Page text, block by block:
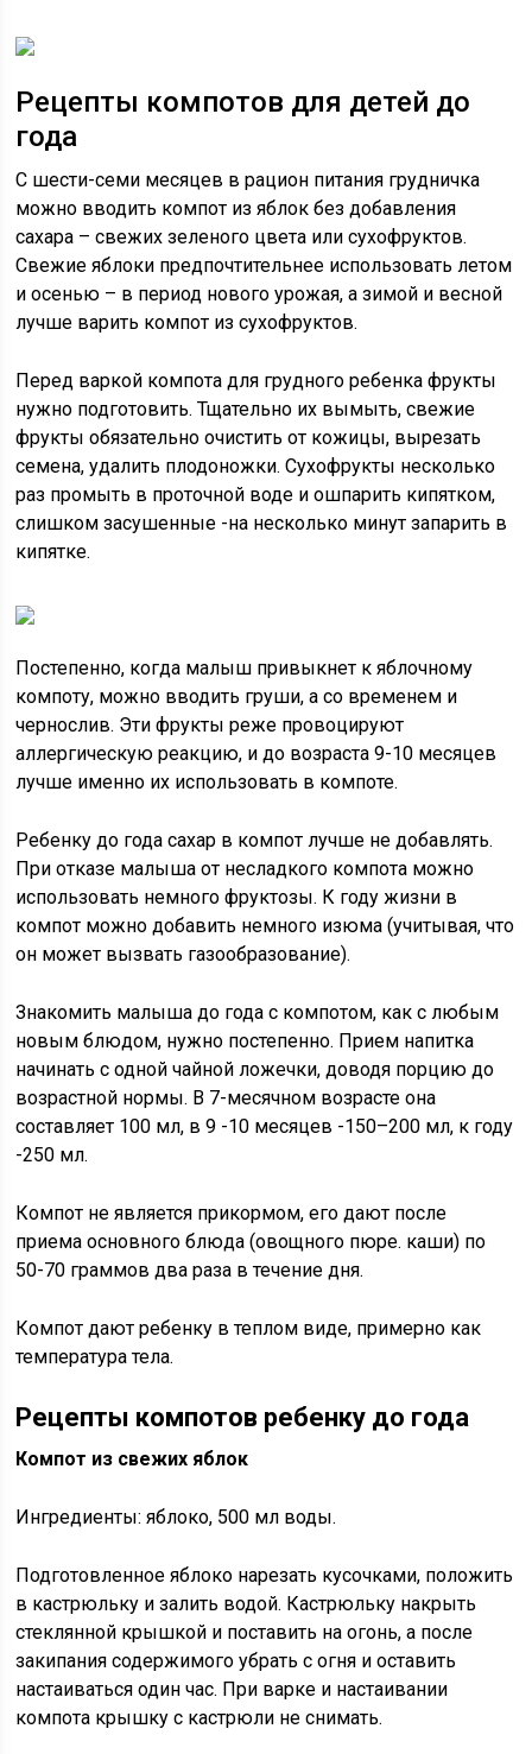
Рецепты компотов для детей до
года
С шести-семи месяцев в рацион питания грудничка
можно вводить компот из яблок без добавления
сахара – свежих зеленого цвета или сухофруктов.
Свежие яблоки предпочтительнее использовать летом
и осенью – в период нового урожая, а зимой и весной
лучше варить компот из сухофруктов.
Перед варкой компота для грудного ребенка фрукты
нужно подготовить. Тщательно их вымыть, свежие
фрукты обязательно очистить от кожицы, вырезать
семена, удалить плодоножки. Сухофрукты несколько
раз промыть в проточной воде и ошпарить кипятком,
слишком засушенные -на несколько минут запарить в
кипятке.
Постепенно, когда малыш привыкнет к яблочному
компоту, можно вводить груши, а со временем и
чернослив. Эти фрукты реже провоцируют
аллергическую реакцию, и до возраста 9-10 месяцев
лучше именно их использовать в компоте.
Ребенку до года сахар в компот лучше не добавлять.
При отказе малыша от несладкого компота можно
использовать немного фруктозы. К году жизни в
компот можно добавить немного изюма (учитывая, что
он может вызвать газообразование).
Знакомить малыша до года с компотом, как с любым
новым блюдом, нужно постепенно. Прием напитка
начинать с одной чайной ложечки, доводя порцию до
возрастной нормы. В 7-месячном возрасте она
составляет 100 мл, в 9 -10 месяцев -150–200 мл, к году
-250 мл.
Компот не является прикормом, его дают после
приема основного блюда (овощного пюре. каши) по
50-70 граммов два раза в течение дня.
Компот дают ребенку в теплом виде, примерно как
температура тела.
Рецепты компотов ребенку до года
Компот из свежих яблок
Ингредиенты: яблоко, 500 мл воды.
Подготовленное яблоко нарезать кусочками, положить
в кастрюльку и залить водой. Кастрюльку накрыть
стеклянной крышкой и поставить на огонь, а после
закипания содержимого убрать с огня и оставить
настаиваться один час. При варке и настаивании
компота крышку с кастрюли не снимать.